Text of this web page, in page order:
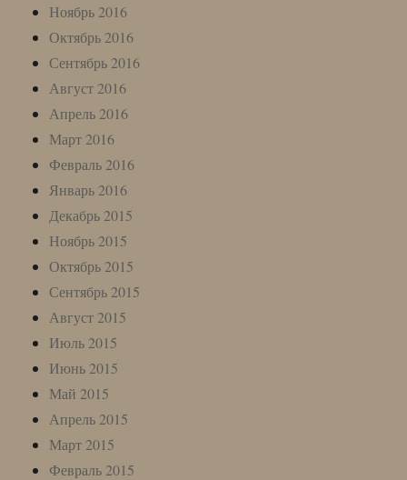
Ноябрь 2016
Октябрь 2016
Сентябрь 2016
Август 2016
Апрель 2016
Март 2016
Февраль 2016
Январь 2016
Декабрь 2015
Ноябрь 2015
Октябрь 2015
Сентябрь 2015
Август 2015
Июль 2015
Июнь 2015
Май 2015
Апрель 2015
Март 2015
Февраль 2015